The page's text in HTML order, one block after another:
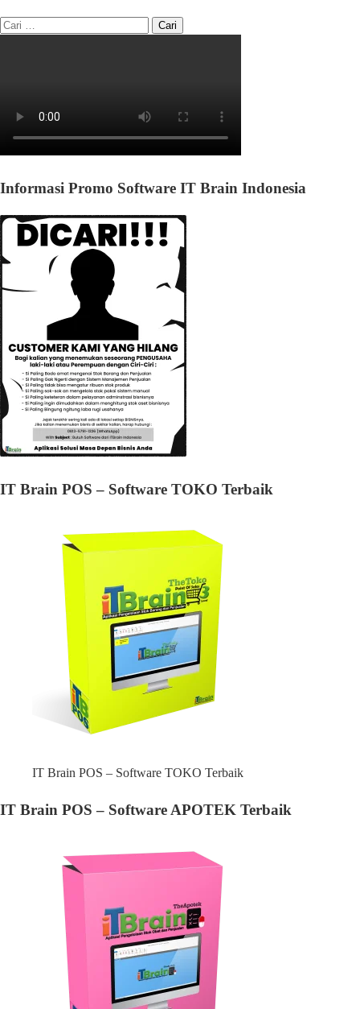
Informasi Promo Software IT Brain Indonesia
IT Brain POS – Software TOKO Terbaik
IT Brain POS – Software TOKO Terbaik
IT Brain POS – Software APOTEK Terbaik